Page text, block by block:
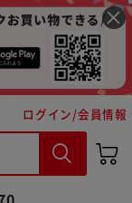
ログイン/会員情報